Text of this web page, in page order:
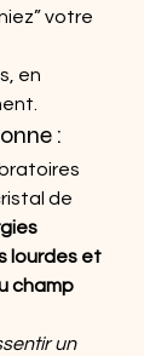
votre
en
:
de
lourdes et
champ
un